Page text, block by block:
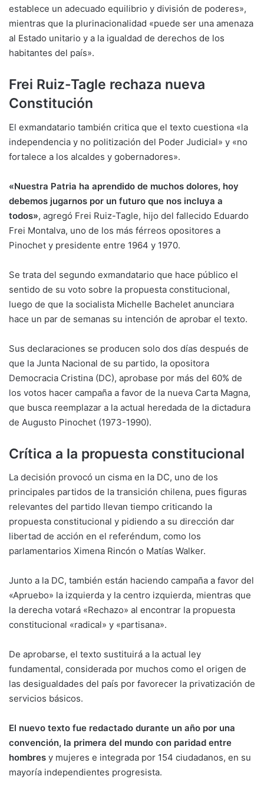
establece un adecuado equilibrio y división de poderes»,
mientras que la plurinacionalidad «puede ser una amenaza
al Estado unitario y a la igualdad de derechos de los
habitantes del país».
Frei Ruiz-Tagle rechaza nueva
Constitución
El exmandatario también critica que el texto cuestiona «la
independencia y no politización del Poder Judicial» y «no
fortalece a los alcaldes y gobernadores».
«Nuestra Patria ha aprendido de muchos dolores, hoy
debemos jugarnos por un futuro que nos incluya a
todos», agregó Frei Ruiz-Tagle, hijo del fallecido Eduardo
Frei Montalva, uno de los más férreos opositores a
Pinochet y presidente entre 1964 y 1970.
Se trata del segundo exmandatario que hace público el
sentido de su voto sobre la propuesta constitucional,
luego de que la socialista Michelle Bachelet anunciara
hace un par de semanas su intención de aprobar el texto.
Sus declaraciones se producen solo dos días después de
que la Junta Nacional de su partido, la opositora
Democracia Cristina (DC), aprobase por más del 60% de
los votos hacer campaña a favor de la nueva Carta Magna,
que busca reemplazar a la actual heredada de la dictadura
de Augusto Pinochet (1973-1990).
Crítica a la propuesta constitucional
La decisión provocó un cisma en la DC, uno de los
principales partidos de la transición chilena, pues figuras
relevantes del partido llevan tiempo criticando la
propuesta constitucional y pidiendo a su dirección dar
libertad de acción en el referéndum, como los
parlamentarios Ximena Rincón o Matías Walker.
Junto a la DC, también están haciendo campaña a favor del
«Apruebo» la izquierda y la centro izquierda, mientras que
la derecha votará «Rechazo» al encontrar la propuesta
constitucional «radical» y «partisana».
De aprobarse, el texto sustituirá a la actual ley
fundamental, considerada por muchos como el origen de
las desigualdades del país por favorecer la privatización de
servicios básicos.
El nuevo texto fue redactado durante un año por una
convención, la primera del mundo con paridad entre
hombres y mujeres e integrada por 154 ciudadanos, en su
mayoría independientes progresista.